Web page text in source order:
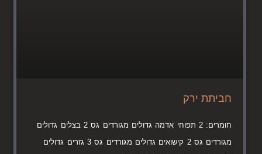
חביתת ירק
חומרים: 2 תפוחי אדמה גדולים מגורדים גס 2 בצלים גדולים
מגורדים גס 2 קישואים גדולים מגורדים גס 3 גזרים גדולים